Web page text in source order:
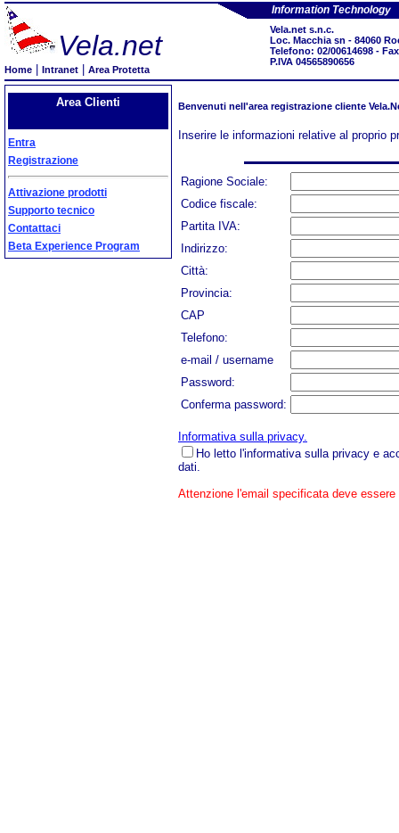
Vela.net
Home Intranet Area Protetta
Information Technology
Vela.net s.n.c.
Loc. Macchia sn - 84060
Telefono: 02/00614698 -
P.IVA 04565890656
Benvenuti nell'area registrazione cliente
Inserire le informazioni relative al proprio
Ragione Sociale:
Codice fiscale:
Partita IVA:
Indirizzo:
Città:
Provincia:
CAP
Telefono:
e-mail / username
Password:
Conferma password:
Informativa sulla privacy.
Ho letto l'informativa sulla privacy e
dati.
Attenzione l'email specificata deve
Area Clienti
Entra
Registrazione
Attivazione prodotti
Supporto tecnico
Contattaci
Beta Experience Program